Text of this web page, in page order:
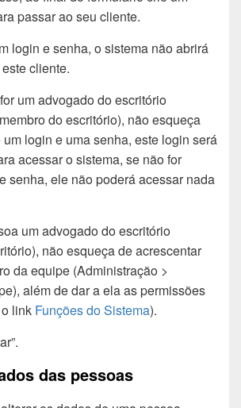
passar ao seu cliente.
login e senha, o sistema não abrirá
cliente.
um advogado do escritório
do escritório), não esqueça
login e uma senha, este login será
acessar o sistema, se não for
senha, ele não poderá acessar nada
um advogado do escritório
não esqueça de acrescentar
da equipe (Administração >
além de dar a ela as permissões
link Funções do Sistema).
das pessoas